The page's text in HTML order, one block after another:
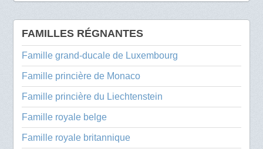
FAMILLES RÉGNANTES
Famille grand-ducale de Luxembourg
Famille princière de Monaco
Famille princière du Liechtenstein
Famille royale belge
Famille royale britannique